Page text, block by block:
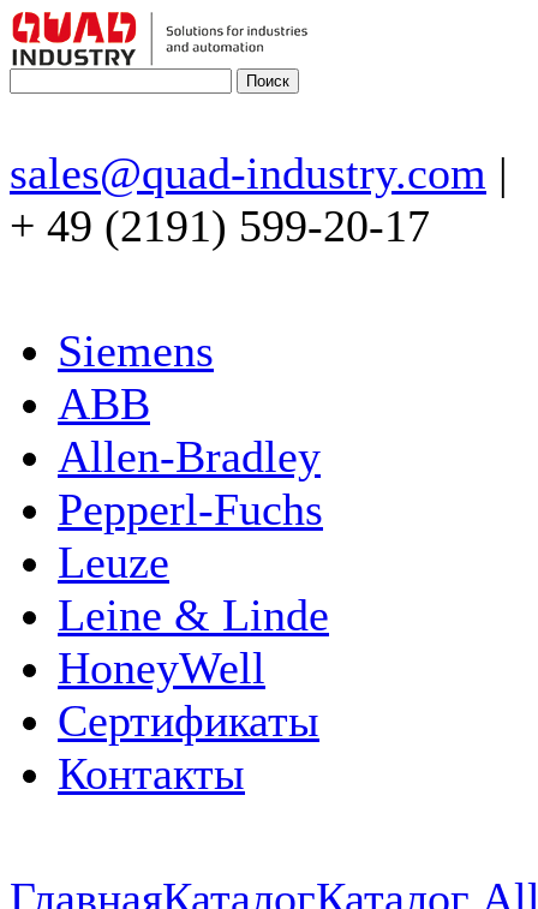
sales@quad-industry.com |
+ 49 (2191) 599-20-17
Siemens
ABB
Allen-Bradley
Pepperl-Fuchs
Leuze
Leine & Linde
HoneyWell
Сертификаты
Контакты
ГлавнаяКаталогКаталог